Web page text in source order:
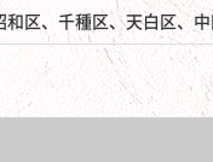
区、千種区、天白区、